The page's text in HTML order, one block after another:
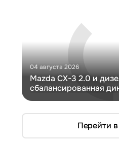
04 августа 2026
Mazda CX-3 2.0 и
сбалансированная
Перейти в